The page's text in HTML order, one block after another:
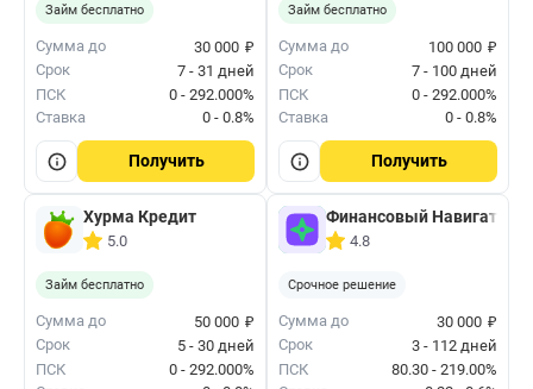
Займ бесплатно
Сумма до 30 000 ₽
Срок
7 - 31 дней
ПСК
0 - 292.000%
Ставка
0 - 0.8%
Получить
Займ бесплатно
Сумма до 100 000 ₽
Срок
7 - 100 дней
ПСК
0 - 292.000%
Ставка
0 - 0.8%
Получить
Хурма Кредит
5.0
Займ бесплатно
Сумма до 50 000 ₽
Срок
5 - 30 дней
ПСК
0 - 292.000%
Финансовый Навигатор
4.8
Срочное решение
Сумма до 30 000 ₽
Срок
3 - 112 дней
ПСК
80.30 - 219.00%